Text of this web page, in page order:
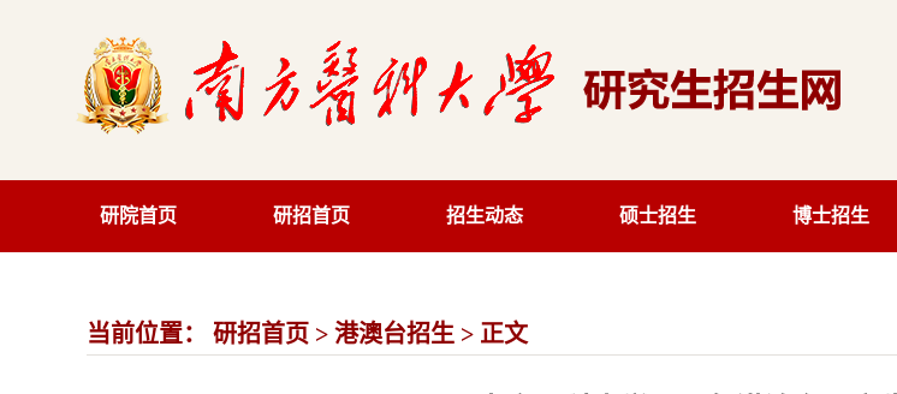
研院首页 研招首页 招生动态 硕士招生 博士招生
当前位置： 研招首页 > 港澳台招生 > 正文